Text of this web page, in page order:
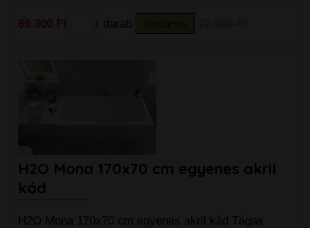
69.300 Ft darab
H2O Mona 170x70 cm egyenes akril
kád
H2O Mona 170x70 cm egyenes akril kád Tágas